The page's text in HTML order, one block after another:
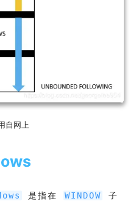
自网上
是指在 WINDOW
子